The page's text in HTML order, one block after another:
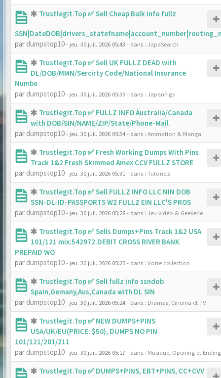
Trustlegit.Top ✅ Sell Cheap Bulk info fullz
par dumpstop10- jeu. 30 juil. 2026 05:43 - dans : JapaSearch
Trustlegit.Top ✅ Sell UK FULLZ DEAD with
DL/DOB/MMN/Sercirty Code/National Insurance
Numbe
par dumpstop10- jeu. 30 juil. 2026 05:39- dans : JapanFigs
Trustlegit.Top ✅ FULLZ INFO Australia/Canada
with DOB/SIN/NAME/ZIP/State/Phone-Mail
par dumpstop10- jeu. 30 juil. 2026 05:34- dans : Animation & Manga
Trustlegit.Top ✅ Fresh Working Dumps With Pins
Track 1&2 Fresh Skimmed Amex CCV FULLZ STORE
par dumpstop10- jeu. 30 juil. 2026 05:31 - dans : Tutoriels
Trustlegit.Top ✅ Sell FULLZ INFO LLC NIN DOB
SSN-DL-ID-PASSPORTS W2 FULLZ EIN LLC'S PROS
par dumpstop10- jeu. 30 juil. 2026 05:28- dans : Jeu vidéo & Geekerie
Trustlegit.Top ✅ Sells Dumps+Pins Track 1&2 USA
101/121 mix:542972.DEBIT CROSS RIVER BANK
PREPAID WO
par dumpstop10- jeu. 30 juil. 2026 05:25- dans : Votre collection
Trustlegit.Top ✅ Sell fullz info ssndob
Spain,Gemany,Aus,Canada with DL SIN
par dumpstop10- jeu. 30 juil. 2026 05:24- dans : Dramas, Cinema et TV
Trustlegit.Top ✅ NEW DUMPS+PINS
USA/UK/EU(PRICE: $50), DUMPS NO PIN
101/121/201/211
par dumpstop10- jeu. 30 juil. 2026 05:17- dans : Musique, Opening et Ending
Trustlegit.Top ✅ DUMPS+PINS, EBT+PINS, CC+CVV